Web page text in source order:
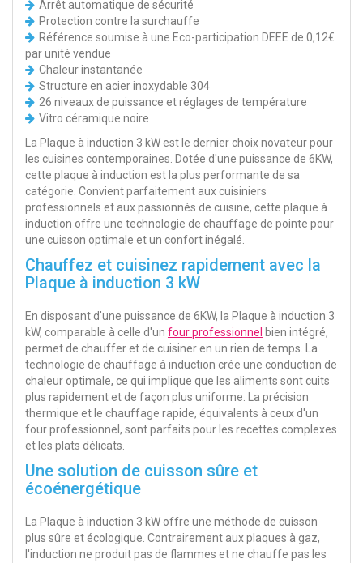
Arrêt automatique de sécurité
Protection contre la surchauffe
Référence soumise à une Eco-participation DEEE de 0,12€
par unité vendue
Chaleur instantanée
Structure en acier inoxydable 304
26 niveaux de puissance et réglages de température
Vitro céramique noire
La Plaque à induction 3 kW est le dernier choix novateur pour
les cuisines contemporaines. Dotée d'une puissance de 6KW,
cette plaque à induction est la plus performante de sa
catégorie. Convient parfaitement aux cuisiniers
professionnels et aux passionnés de cuisine, cette plaque à
induction offre une technologie de chauffage de pointe pour
une cuisson optimale et un confort inégalé.
Chauffez et cuisinez rapidement avec la
Plaque à induction 3 kW
En disposant d'une puissance de 6KW, la Plaque à induction 3
kW, comparable à celle d'un four professionnel bien intégré,
permet de chauffer et de cuisiner en un rien de temps. La
technologie de chauffage à induction crée une conduction de
chaleur optimale, ce qui implique que les aliments sont cuits
plus rapidement et de façon plus uniforme. La précision
thermique et le chauffage rapide, équivalents à ceux d'un
four professionnel, sont parfaits pour les recettes complexes
et les plats délicats.
Une solution de cuisson sûre et
écoénergétique
La Plaque à induction 3 kW offre une méthode de cuisson
plus sûre et écologique. Contrairement aux plaques à gaz,
l'induction ne produit pas de flammes et ne chauffe pas les